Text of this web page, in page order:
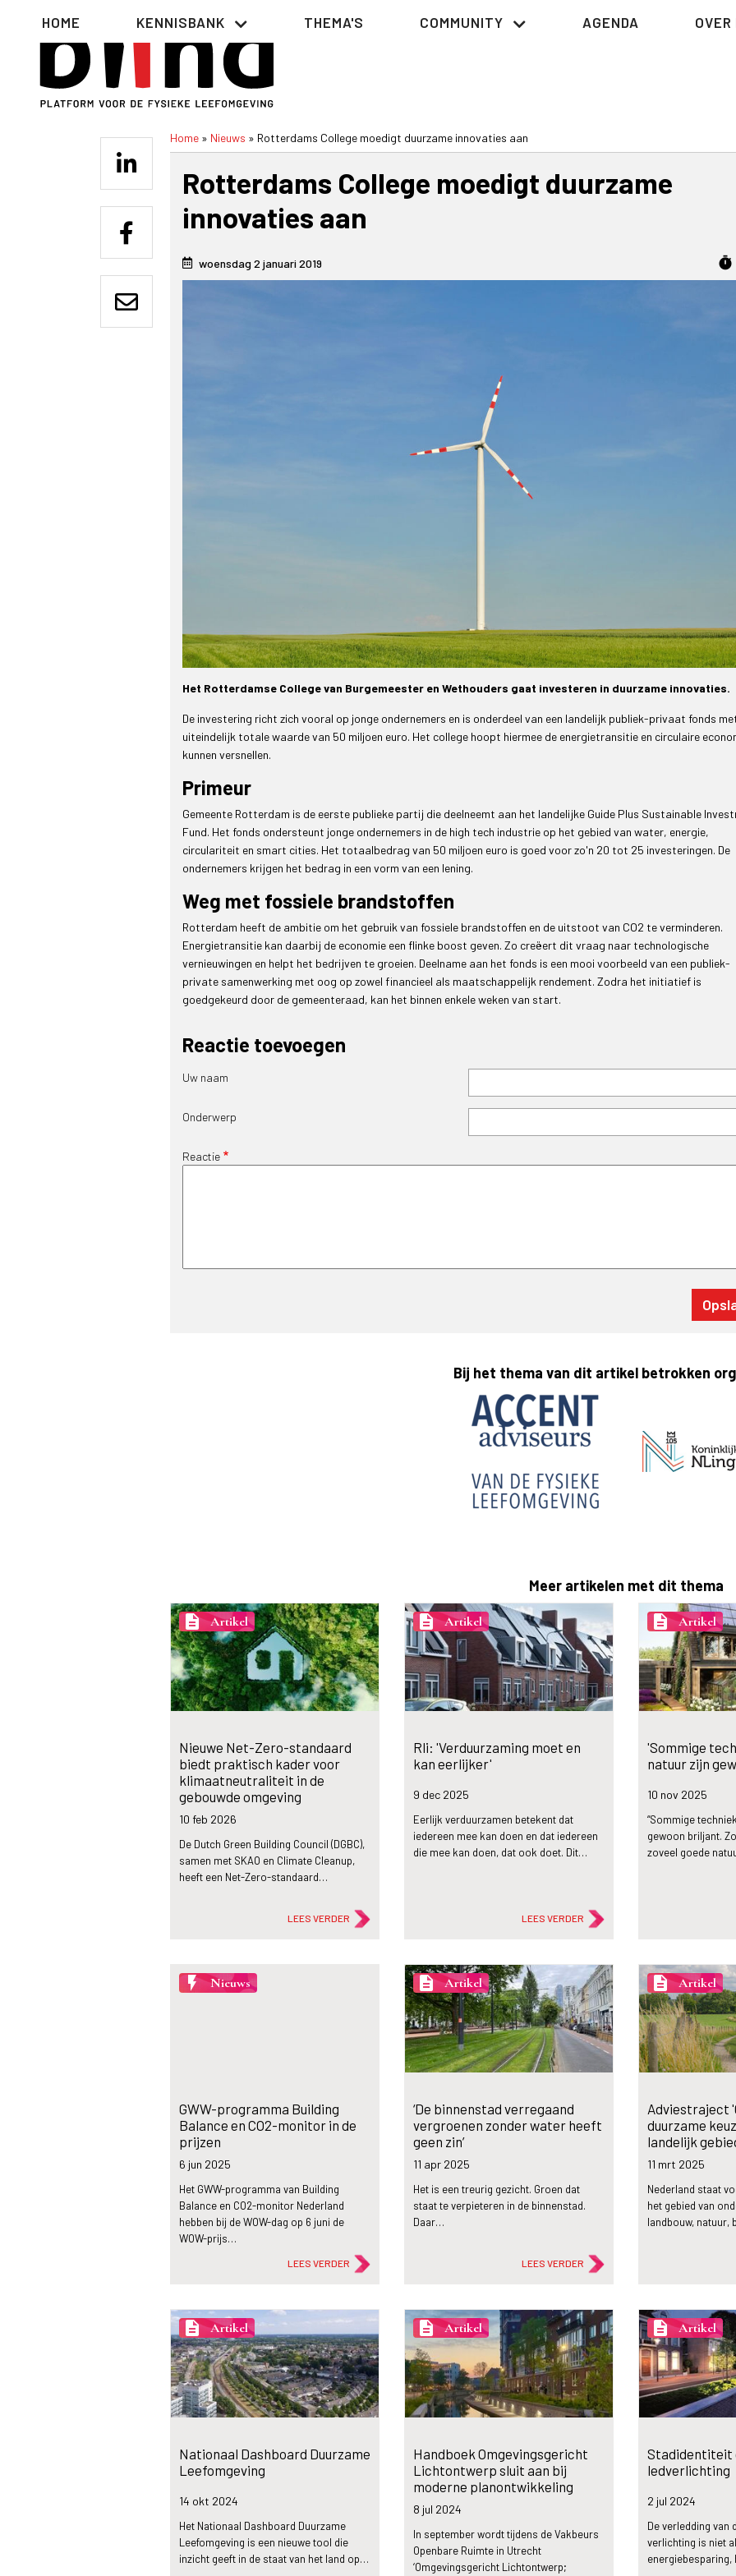
Hoofdnavigatie
HOME KENNISBANK THEMA'S COMMUNITY AGENDA OVER
Home Nieuws Rotterdams College moedigt duurzame innovaties aan
Rotterdams College moedigt duurzame
innovaties aan
woensdag 2 januari 2019 timer
Het Rotterdamse College van Burgemeester en Wethouders gaat investeren in duurzame innovaties.
De investering richt zich vooral op jonge ondernemers en is onderdeel van een landelijk publiek-privaat fonds
uiteindelijk totale waarde van 50 miljoen euro. Het college hoopt hiermee de energietransitie en circulaire
kunnen versnellen.
Primeur
Gemeente Rotterdam is de eerste publieke partij die deelneemt aan het landelijke Guide Plus Sustainable
Fund. Het fonds ondersteunt jonge ondernemers in de high tech industrie op het gebied van water, energie,
circulariteit en smart cities. Het totaalbedrag van 50 miljoen euro is goed voor zo'n 20 tot 25 investeringen. De
ondernemers krijgen het bedrag in een vorm van een lening.
Weg met fossiele brandstoffen
Rotterdam heeft de ambitie om het gebruik van fossiele brandstoffen en de uitstoot van CO2 te verminderen.
Energietransitie kan daarbij de economie een flinke boost geven. Zo creëert dit vraag naar technologische
vernieuwingen en helpt het bedrijven te groeien. Deelname aan het fonds is een mooi voorbeeld van een publiek-
private samenwerking met oog op zowel financieel als maatschappelijk rendement. Zodra het initiatief is
goedgekeurd door de gemeenteraad, kan het binnen enkele weken van start.
Reactie toevoegen
Uw naam
Onderwerp
Reactie
Bij het thema van dit artikel betrokken
Meer artikelen met dit thema
description Artikel
Nieuwe Net-Zero-standaard
biedt praktisch kader voor
klimaatneutraliteit in de
gebouwde omgeving
10 feb 2026
De Dutch Green Building Council (DGBC),
samen met SKAO en Climate Cleanup,
heeft een Net-Zero-standaard…
LEES VERDER
description Artikel
Rli: 'Verduurzaming moet en
kan eerlijker'
9 dec 2025
Eerlijk verduurzamen betekent dat
iedereen mee kan doen en dat iedereen
die mee kan doen, dat ook doet. Dit…
LEES VERDER
description Artikel
'Sommige
natuur zijn
10 nov 2025
“Sommige
gewoon briljant.
zoveel goede
flash_on Nieuws
GWW-programma Building
Balance en CO2-monitor in de
prijzen
6 jun 2025
Het GWW-programma van Building
Balance en CO2-monitor Nederland
hebben bij de WOW-dag op 6 juni de
WOW-prijs…
LEES VERDER
description Artikel
‘De binnenstad verregaand
vergroenen zonder water heeft
geen zin’
11 apr 2025
Het is een treurig gezicht. Groen dat
staat te verpieteren in de binnenstad.
Daar…
LEES VERDER
description Artikel
Adviestraject
duurzame
landelijk
11 mrt 2025
Nederland staat
het gebied van
landbouw,
description Artikel
Nationaal Dashboard Duurzame
Leefomgeving
14 okt 2024
Het Nationaal Dashboard Duurzame
Leefomgeving is een nieuwe tool die
inzicht geeft in de staat van het land op…
description Artikel
Handboek Omgevingsgericht
Lichtontwerp sluit aan bij
moderne planontwikkeling
8 jul 2024
In september wordt tijdens de Vakbeurs
Openbare Ruimte in Utrecht
‘Omgevingsgericht Lichtontwerp;
description Artikel
Stadidentiteit
ledverlichting
2 jul 2024
De verledding van
verlichting is niet